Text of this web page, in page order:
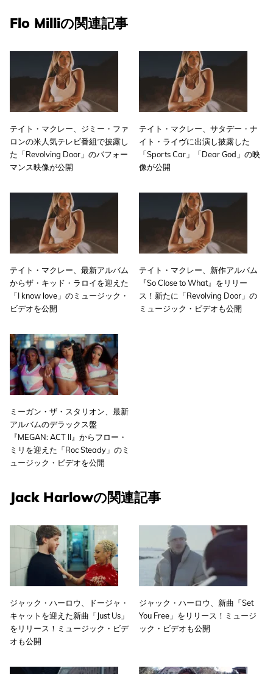
Flo Milliの関連記事
テイト・マクレー、ジミー・ファ
ロンの米人気テレビ番組で披露し
た「Revolving Door」のパフォー
マンス映像が公開
テイト・マクレー、サタデー・ナ
イト・ライヴに出演し披露した
「Sports Car」「Dear God」の映
像が公開
テイト・マクレー、最新アルバム
からザ・キッド・ラロイを迎えた
「I know love」のミュージック・
ビデオを公開
テイト・マクレー、新作アルバム
『So Close to What』をリリー
ス！新たに「Revolving Door」の
ミュージック・ビデオも公開
ミーガン・ザ・スタリオン、最新
アルバムのデラックス盤
『MEGAN: ACT II』からフロー・
ミリを迎えた「Roc Steady」のミ
ュージック・ビデオを公開
Jack Harlowの関連記事
ジャック・ハーロウ、ドージャ・
キャットを迎えた新曲「Just Us」
をリリース！ミュージック・ビデ
オも公開
ジャック・ハーロウ、新曲「Set
You Free」をリリース！ミュージ
ック・ビデオも公開